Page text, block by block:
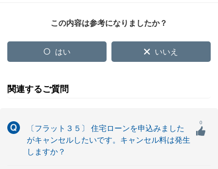
この内容は参考になりましたか？
はい いいえ
関連するご質問
〔フラット３５〕 住宅ローンを申込みました
がキャンセルしたいです。キャンセル料は発生
しますか？
0